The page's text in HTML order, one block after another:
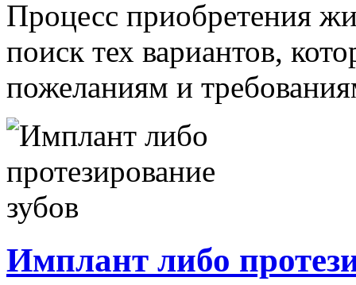
Процесс приобретения
поиск тех вариантов,
пожеланиям и
Имплант либо